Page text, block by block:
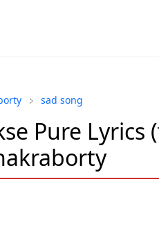
sad song
Pure Lyrics